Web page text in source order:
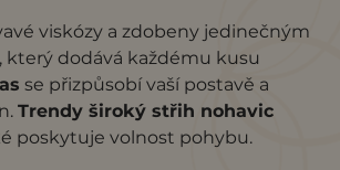
viskózy a zdobeny jedinečným
dodává každému kusu
se přizpůsobí vaší postavě a
Trendy široký střih nohavic
poskytuje volnost pohybu.